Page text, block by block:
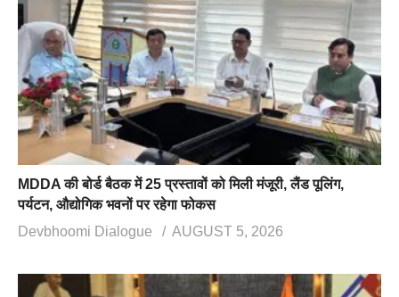
MDDA की बोर्ड बैठक में 25 प्रस्तावों को मिली मंजूरी, लैंड पूलिंग,
पर्यटन, औद्योगिक भवनों पर रहेगा फोकस
Devbhoomi Dialogue
AUGUST 5, 2026